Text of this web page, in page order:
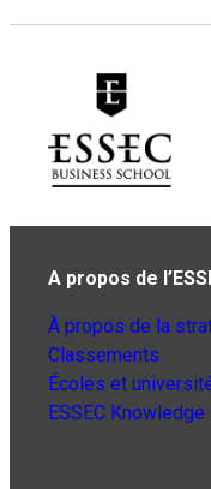
A propos de
À propos de la
Classements
Écoles et
ESSEC Knowledge